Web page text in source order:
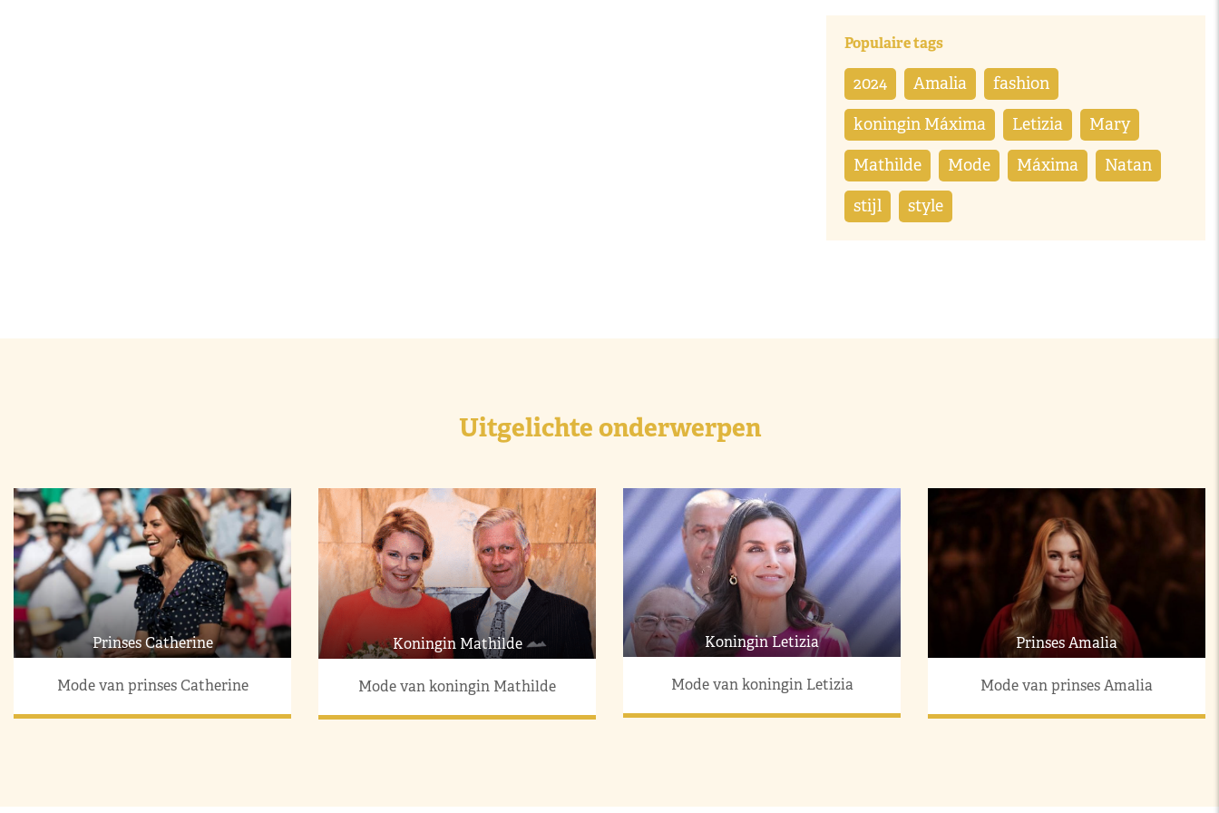
Populaire tags
2024 Amalia fashion
koningin Máxima Letizia Mary
Mathilde Mode Máxima Natan
stijl style
Uitgelichte onderwerpen
Prinses Catherine
Mode van prinses Catherine
Koningin Mathilde
Mode van koningin Mathilde
Koningin Letizia
Mode van koningin Letizia
Prinses Amalia
Mode van prinses Amalia